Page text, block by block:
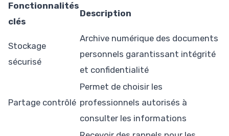
Fonctionnalités
clés
Description
Stockage
sécurisé
Archive numérique des documents
personnels garantissant intégrité
et confidentialité
Partage contrôlé
Permet de choisir les
professionnels autorisés à
consulter les informations